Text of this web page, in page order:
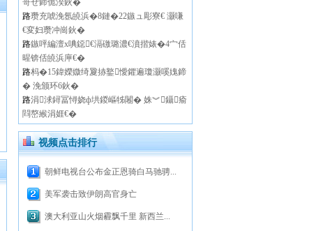
哥ぜ鍗佹湀鈥�
路瓒充唬浼氬皢浜�8鏈�22鏃ュ彫寮€ 灏嗛
€変妇瓒冲崗鈥�
路鏃呯編澶х唺鐚€滆礉璐濃€濆揩婊�4宀佸
暒锛佸皢浜庘€�
路杩�15鍏嬫媺绮夐捇鐜懓鑺遍瓊灏嗘媿鍗
� 浼颁环6鈥�
路涓浗鐞冨憳娆ф垬鍐嶇牬闂� 姝︾鑷瘉
閰嶅緱涓娾€�
视频点击排行
朝鲜电视台公布金正恩骑白马驰骋...
美军袭击致伊朗高官身亡
澳大利亚山火烟霾飘千里 新西兰...